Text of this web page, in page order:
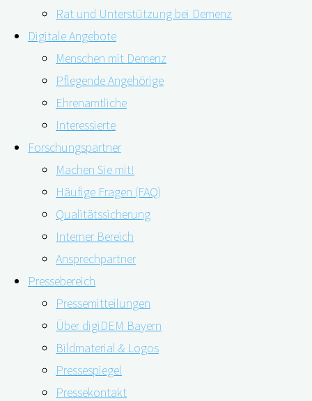
Rat und Unterstützung bei Demenz
Digitale Angebote
Menschen mit Demenz
Pflegende Angehörige
Ehrenamtliche
Interessierte
Forschungspartner
Machen Sie mit!
Häufige Fragen (FAQ)
Qualitätssicherung
Interner Bereich
Ansprechpartner
Pressebereich
Pressemitteilungen
Über digiDEM Bayern
Bildmaterial & Logos
Pressespiegel
Pressekontakt
Das Digitale Demenzregister Bayern, kurz „digiDEM
Bayern“, ist ein Forschungsprojekt. Ziel ist es, die
Versorgung von Menschen mit leichten kognitiven
Beeinträchtigungen (MCI) und Demenz und ihren
pflegenden An- und Zugehörigen in ganz Bayern zu
verbessern. Das Projekt wird vom Bayerischen
Staatsministerium für Gesundheit und Pflege (StMGP)
finanziert und gefördert.
Zum einen werden dafür Online-Angebote entwickelt.
Eine Übersicht der aktuellen digitalen Angebote können
hierherunterladen. Zum anderen werden
Forschungsdaten von Menschen mit kognitiven
Beeinträchtigungen und deren pflegenden An- und
Zugehörigen gesammelt. Wie entwickelt sich die
Erkrankung? Wie groß ist die Belastung der An- und
Zugehörigen? Welche Unterstützungsangebote gibt es
vor Ort? Welche fehlen?